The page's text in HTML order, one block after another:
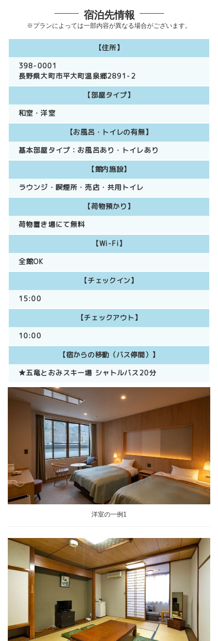
宿泊先情報
※プランによっては一部内容が異なる場合がございます。
【住所】
398-0001
長野県大町市平大町温泉郷2891-2
【部屋タイプ】
和室
洋室
【お風呂・トイレの有無】
基本部屋タイプ： お風呂あり
トイレあり
【館内施設】
ラウンジ
喫煙所 売店
共用トイレ
【荷物預かり】
荷物置き場にて無料
【Wi-Fi】
全館OK
【チェックイン】
15:00
【チェックアウト】
10:00
【宿からの移動（バス停間）】
★五竜とおみスキー場 シャトルバス20分
洋室の一例1